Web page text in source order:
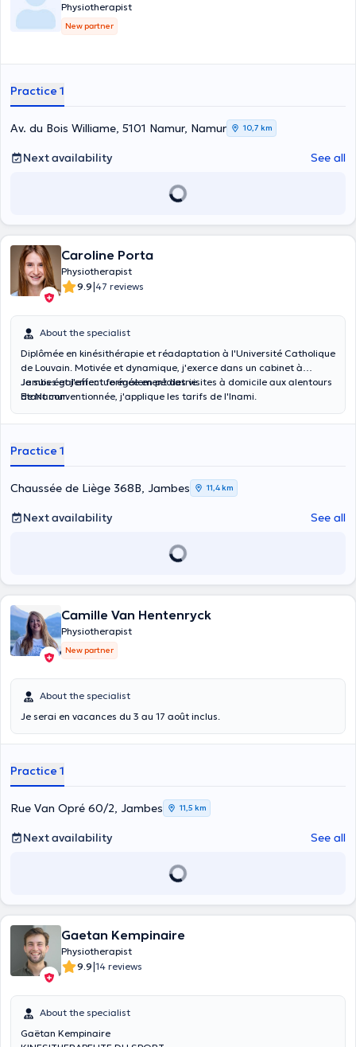
Physiotherapist
New partner
Practice 1
Av. du Bois Williame, 5101 Namur, Namur 10,7 km
Next availability See all
Caroline Porta
Physiotherapist
9.9|47 reviews
About the specialist
Diplômée en kinésithérapie et réadaptation à l'Université Catholique
de Louvain. Motivée et dynamique, j'exerce dans un cabinet à
Jambes et j'effectue également des visites à domicile aux alentours
de Namur.
Je suis également formée en pédiatrie.
Etant conventionnée, j'applique les tarifs de l'Inami.
Practice 1
Chaussée de Liège 368B, Jambes 11,4 km
Next availability See all
Camille Van Hentenryck
Physiotherapist
New partner
About the specialist
Je serai en vacances du 3 au 17 août inclus.
Practice 1
Rue Van Opré 60/2, Jambes 11,5 km
Next availability See all
Gaetan Kempinaire
Physiotherapist
9.9|14 reviews
About the specialist
Gaëtan Kempinaire